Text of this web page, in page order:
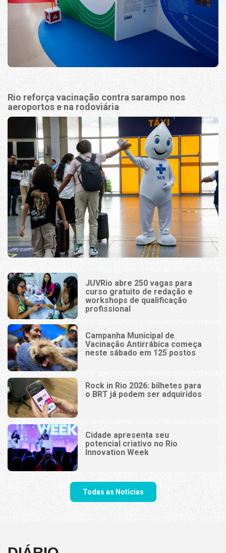
Rio reforça vacinação contra sarampo nos
aeroportos e na rodoviária
JUVRio abre 250 vagas para
curso gratuito de redação e
workshops de qualificação
profissional
Campanha Municipal de
Vacinação Antirrábica começa
neste sábado em 125 postos
Rock in Rio 2026: bilhetes para
o BRT já podem ser adquiridos
Cidade apresenta seu
potencial criativo no Rio
Innovation Week
Todas as Notícias